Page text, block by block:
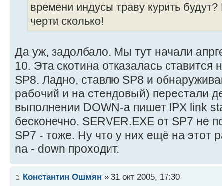
времени индусы траву курить
черти сколько!
Да уж, задолбало. Мы тут начали
10. Эта скотина отказалась ставится
SP8. Ладно, ставлю SP8 и
рабочий и на стендовый) перестали
выполнении DOWN-а пишет IPX link
бесконечно. SERVER.EXE от SP7 не
SP7 - тоже. Ну что у них ещё на этот
na - down проходит.
Константин Ошмян » 31 окт 2005, 17:30